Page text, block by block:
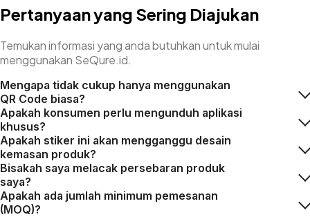
Pertanyaan yang Sering Diajukan
Temukan informasi yang anda butuhkan untuk mulai
menggunakan SeQure.id.
Mengapa tidak cukup hanya menggunakan
QR Code biasa?
Apakah konsumen perlu mengunduh aplikasi
khusus?
Apakah stiker ini akan mengganggu desain
kemasan produk?
Bisakah saya melacak persebaran produk
saya?
Apakah ada jumlah minimum pemesanan
(MOQ)?